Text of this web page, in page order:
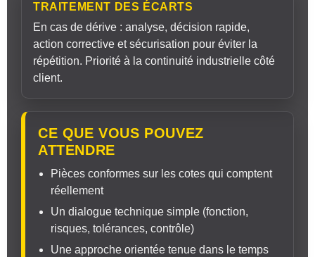
TRAITEMENT DES ÉCARTS
En cas de dérive : analyse, décision rapide,
action corrective et sécurisation pour éviter la
répétition. Priorité à la continuité industrielle côté
client.
CE QUE VOUS POUVEZ
ATTENDRE
Pièces conformes sur les cotes qui comptent
réellement
Un dialogue technique simple (fonction,
risques, tolérances, contrôle)
Une approche orientée tenue dans le temps